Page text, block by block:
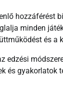
hozzáférést
minden
és a
és gyakorlatok